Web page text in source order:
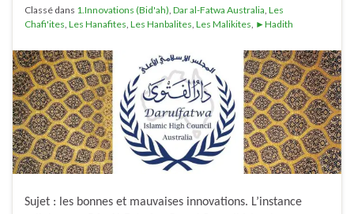
Classé dans 1.Innovations (Bid'ah) Dar al-Fatwa Australia Les
Chafi'ites Les Hanafites Les Hanbalites Les Malikites ►Hadith
Sujet : les bonnes et mauvaises innovations. L’instance